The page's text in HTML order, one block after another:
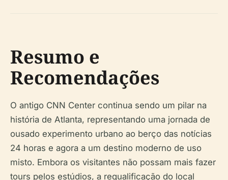
Resumo e
Recomendações
O antigo CNN Center continua sendo um pilar na
história de Atlanta, representando uma jornada de
ousado experimento urbano ao berço das notícias
24 horas e agora a um destino moderno de uso
misto. Embora os visitantes não possam mais fazer
tours pelos estúdios, a requalificação do local